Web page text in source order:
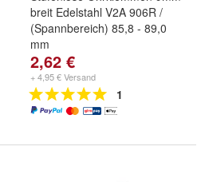
breit Edelstahl V2A 906R /
(Spannbereich) 85,8 - 89,0
mm
2,62 €
+ 4,95 € Versand
1